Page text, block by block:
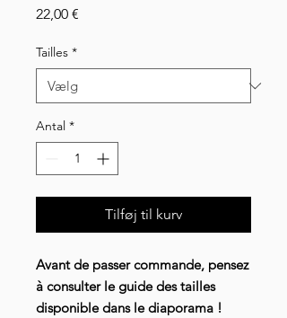
22,00 €
Tailles *
Antal *
Tilføj til kurv
Avant de passer commande, pensez
à consulter le guide des tailles
disponible dans le diaporama !